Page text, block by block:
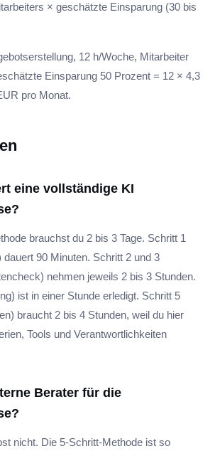
× geschätzte Einsparung (30 bis
12 h/Woche, Mitarbeiter
Einsparung 50 Prozent = 12 × 4,3
pro Monat.
eine vollständige KI
brauchst du 2 bis 3 Tage. Schritt 1
90 Minuten. Schritt 2 und 3
nehmen jeweils 2 bis 3 Stunden.
ist in einer Stunde erledigt. Schritt 5
braucht 2 bis 4 Stunden, weil du hier
Tools und Verantwortlichkeiten
Berater für die
nicht. Die 5-Schritt-Methode ist so